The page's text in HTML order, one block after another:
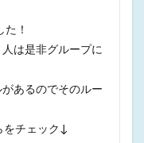
！
は是非グループに
あるのでそのルー
をチェック↓